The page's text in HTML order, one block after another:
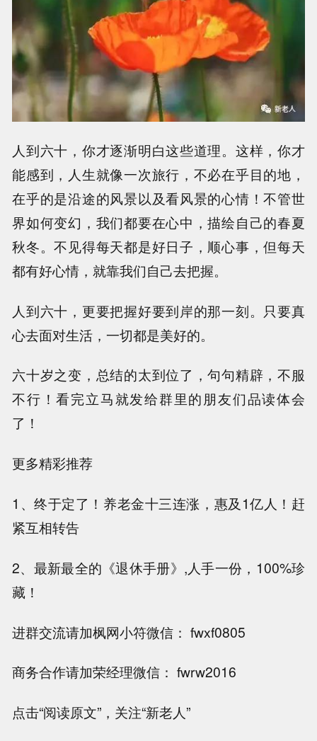
人到六十，你才逐渐明白这些道理。这样，你才
能感到，人生就像一次旅行，不必在乎目的地，
在乎的是沿途的风景以及看风景的心情！不管世
界如何变幻，我们都要在心中，描绘自己的春夏
秋冬。不见得每天都是好日子，顺心事，但每天
都有好心情，就靠我们自己去把握。
人到六十，更要把握好要到岸的那一刻。只要真
心去面对生活，一切都是美好的。
六十岁之变，总结的太到位了，句句精辟，不服
不行！看完立马就发给群里的朋友们品读体会
了！
更多精彩推荐
1、终于定了！养老金十三连涨，惠及1亿人！赶
紧互相转告
2、最新最全的《退休手册》,人手一份，100%珍
藏！
进群交流请加枫网小符微信： fwxf0805
商务合作请加荣经理微信： fwrw2016
点击“阅读原文”，关注“新老人”